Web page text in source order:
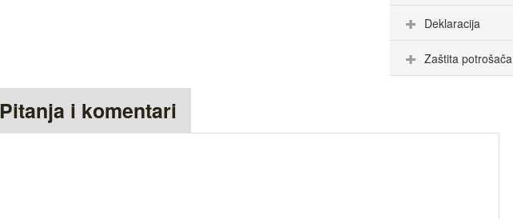
Deklaracija
Zaštita potrošača
Pitanja i komentari